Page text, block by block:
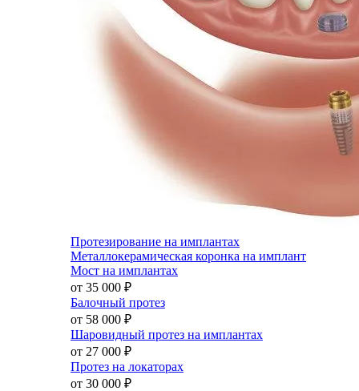
Протезирование на имплантах
Металлокерамическая коронка на имплант
Мост на имплантах
от 35 000 ₽
Балочный протез
от 58 000 ₽
Шаровидный протез на имплантах
от 27 000 ₽
Протез на локаторах
от 30 000 ₽